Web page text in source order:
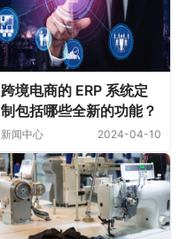
跨境电商的 ERP 系统定
制包括哪些全新的功能？
新闻中心 2024-04-10